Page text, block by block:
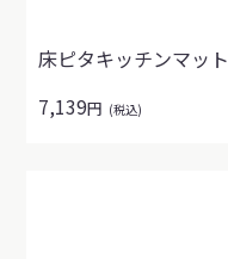
床ピタキッチンマット
7,139円 (税込)